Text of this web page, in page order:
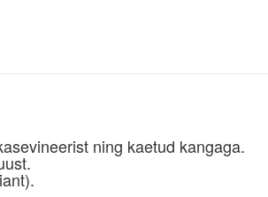
ning kaetud kangaga.